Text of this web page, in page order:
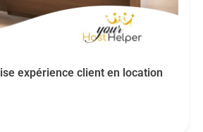
expérience client en location